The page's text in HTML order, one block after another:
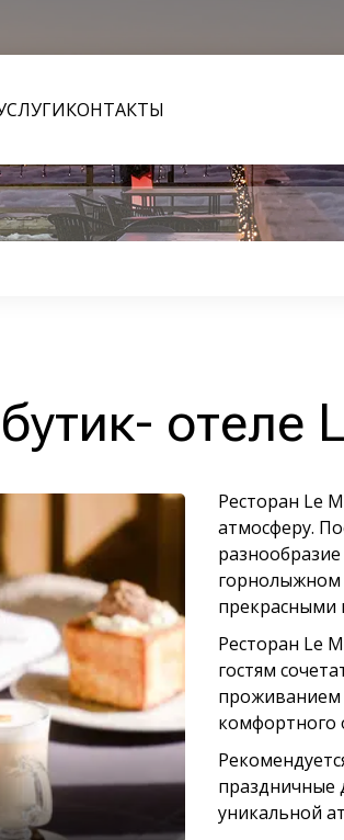
КОНТАКТЫ
отеле
Ресторан Le
атмосферу.
горнолыжном
прекрасными
Ресторан Le
гостям
проживанием
комфортного
праздничные
уникальной